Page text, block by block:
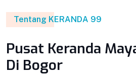
Tentang KERANDA 99
Pusat Keranda
Di Bogor